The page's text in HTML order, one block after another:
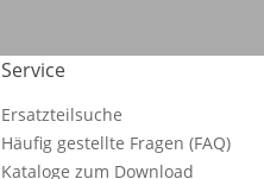
Service
Ersatzteilsuche
Häufig gestellte Fragen (FAQ)
Kataloge zum Download